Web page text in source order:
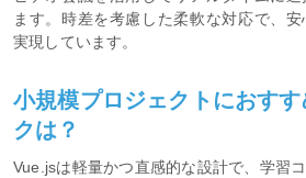
ます。時差を考慮した柔軟な対応で、
実現しています。
小規模プロジェクトにおす
クは？
Vue.jsは軽量かつ直感的な設計で、学習